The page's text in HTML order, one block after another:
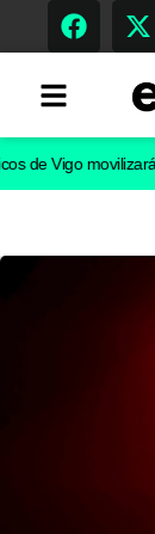
movilizará 110